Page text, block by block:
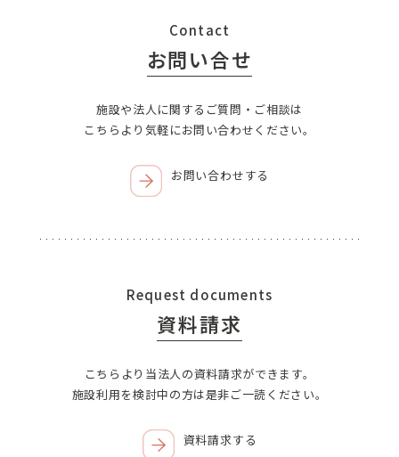
Contact
お問い合せ
施設や法人に関するご質問・ご相談は
こちらより気軽にお問い合わせください。
お問い合わせする
Request documents
資料請求
こちらより当法人の資料請求ができます。
施設利用を検討中の方は是非ご一読ください。
資料請求する